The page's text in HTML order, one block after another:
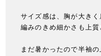
サイズ感は、胸が大き
編みのきめ細かさも上質
まだ暑かったので半袖